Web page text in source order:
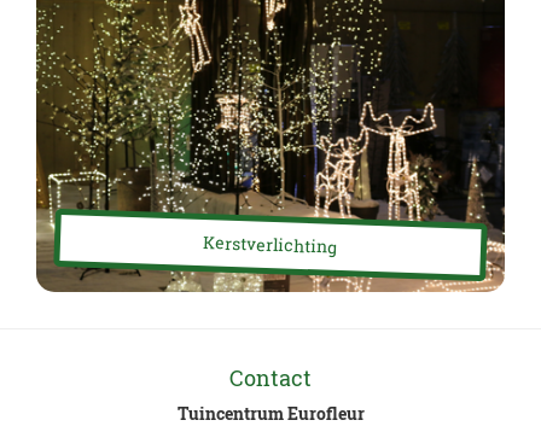
Kerstverlichting
Contact
Tuincentrum Eurofleur